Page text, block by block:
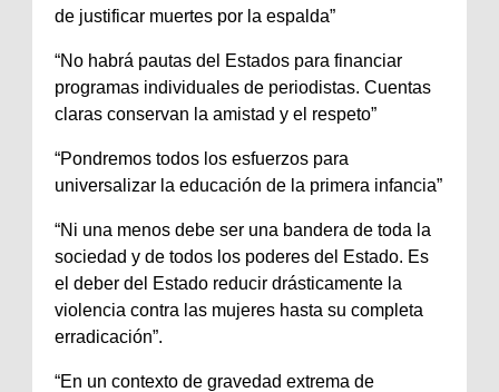
de justificar muertes por la espalda”
“No habrá pautas del Estados para financiar
programas individuales de periodistas. Cuentas
claras conservan la amistad y el respeto”
“Pondremos todos los esfuerzos para
universalizar la educación de la primera infancia”
“Ni una menos debe ser una bandera de toda la
sociedad y de todos los poderes del Estado. Es
el deber del Estado reducir drásticamente la
violencia contra las mujeres hasta su completa
erradicación”.
“En un contexto de gravedad extrema de